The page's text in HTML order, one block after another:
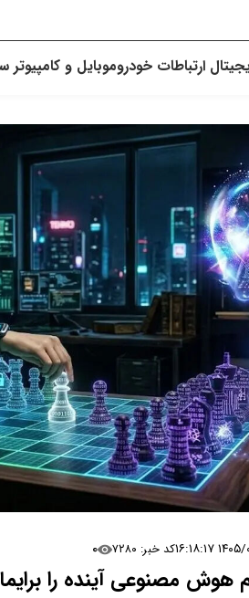
ارتباطات خودروموبایل و کامپیوتر
۱۶:۱۸:۱۷ کد خبر: ۷۲۸۰ ۰
هوش مصنوعی آینده را